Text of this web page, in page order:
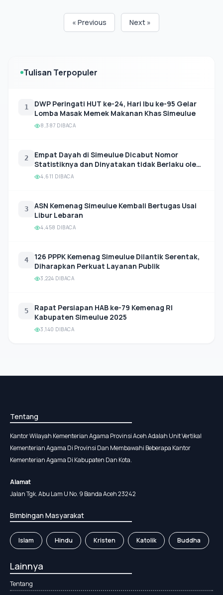
« Previous Next »
Tulisan Terpopuler
1
DWP Peringati HUT ke-24, Hari Ibu ke-95 Gelar
Lomba Masak Memek Makanan Khas Simeulue
8,387 DIBACA
2
Empat Dayah di Simeulue Dicabut Nomor
Statistiknya dan Dinyatakan tidak Berlaku oleh
Dirjen Pendis Kemenag RI
4,611 DIBACA
3
ASN Kemenag Simeulue Kembali Bertugas Usai
Libur Lebaran
4,458 DIBACA
4
126 PPPK Kemenag Simeulue Dilantik Serentak,
Diharapkan Perkuat Layanan Publik
3,224 DIBACA
5
Rapat Persiapan HAB ke-79 Kemenag RI
Kabupaten Simeulue 2025
3,140 DIBACA
Tentang
Kantor Wilayah Kementerian Agama Provinsi Aceh Adalah Unit Vertikal
Kementerian Agama Di Provinsi Dan Membawahi Beberapa Kantor
Kementerian Agama Di Kabupaten Dan Kota.
Alamat
Jalan Tgk. Abu Lam U No. 9 Banda Aceh 23242
Bimbingan Masyarakat
Islam Hindu Kristen Katolik Buddha
Lainnya
Tentang